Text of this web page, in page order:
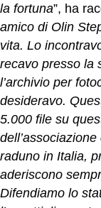
la fortuna”, ha
amico di Olin
vita. Lo
recavo presso la
l’archivio per
desideravo.
5.000 file su
raduno in Italia,
aderiscono
Difendiamo lo